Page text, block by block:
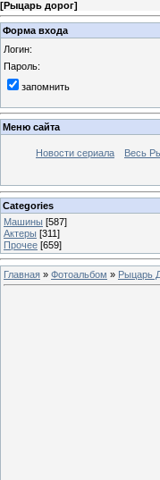
[Рыцарь дорог]
Форма входа
Логин:
Пароль:
запомнить
Меню сайта
Новости сериала Весь
Categories
Машины [587]
Актеры [311]
Прочее [659]
Главная » Фотоальбом » Рыцарь